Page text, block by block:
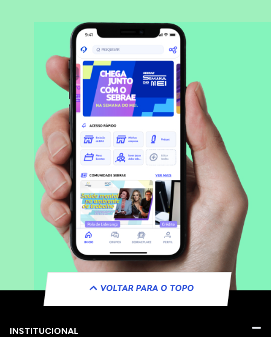
VOLTAR PARA O TOPO
INSTITUCIONAL